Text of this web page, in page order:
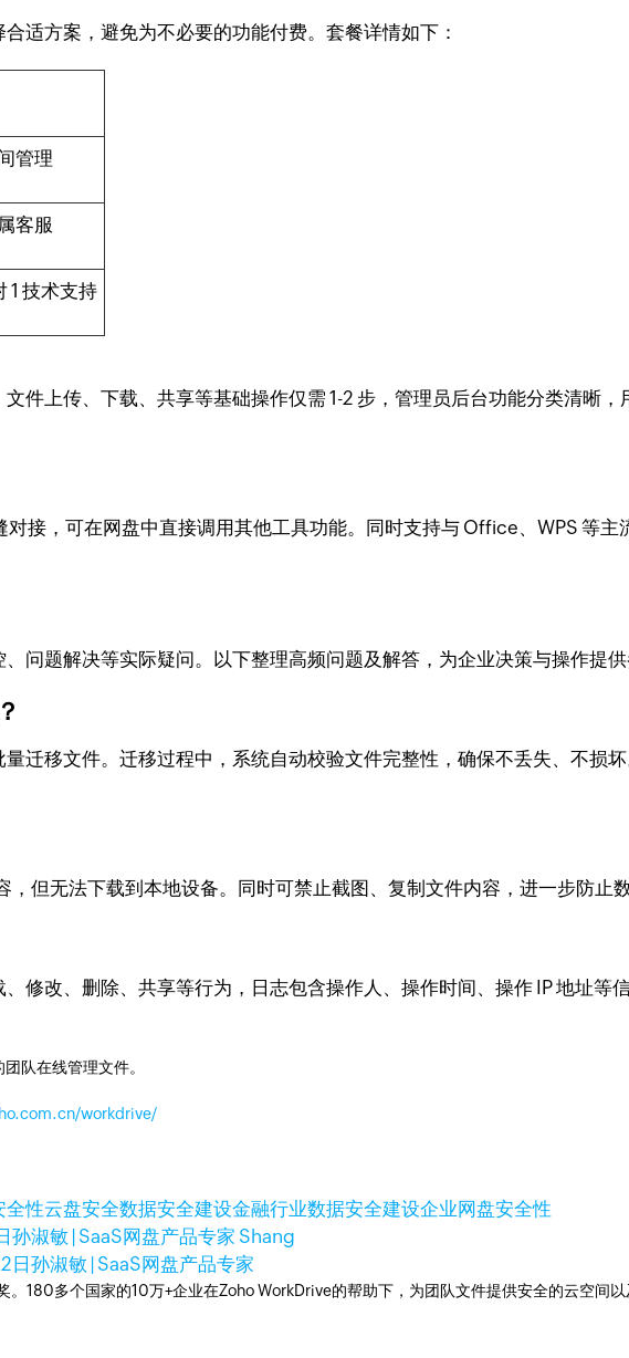
适方案，避免为不必要的功能付费。套餐详情如下：
管理
客服
1 技术支持
件上传、下载、共享等基础操作仅需 1-2 步，管理员后台功能分类清晰
接，可在网盘中直接调用其他工具功能。同时支持与 Office、WPS 等主
问题解决等实际疑问。以下整理高频问题及解答，为企业决策与操作提供
迁移文件。迁移过程中，系统自动校验文件完整性，确保不丢失、不损
但无法下载到本地设备。同时可禁止截图、复制文件内容，进一步防止数
修改、删除、共享等行为，日志包含操作人、操作时间、操作 IP 地址等
队在线管理文件。
workdrive/
全性云盘安全数据安全建设金融行业数据安全建设企业网盘安全性
孙淑敏 | SaaS网盘产品专家 Shang
日孙淑敏 | SaaS网盘产品专家
180多个国家的10万+企业在Zoho WorkDrive的帮助下，为团队文件提供安全的云空间以